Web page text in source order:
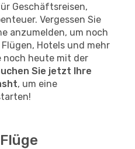
Geschäftsreisen,
Vergessen Sie
anzumelden, um noch
Hotels und mehr
noch heute mit der
Sie jetzt Ihre
, um eine